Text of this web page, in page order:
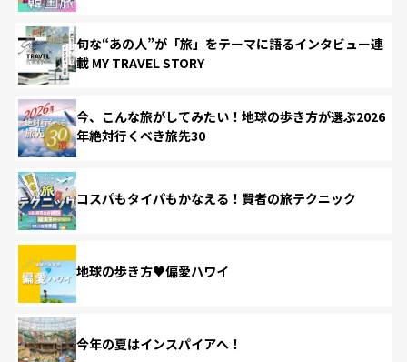
旬な“あの人”が「旅」をテーマに語るインタビュー連
載 MY TRAVEL STORY
今、こんな旅がしてみたい！地球の歩き方が選ぶ2026
年絶対行くべき旅先30
コスパもタイパもかなえる！賢者の旅テクニック
地球の歩き方♥偏愛ハワイ
今年の夏はインスパイアへ！